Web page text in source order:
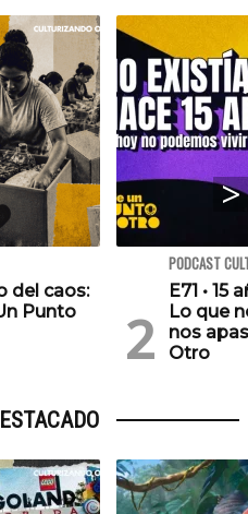
del caos:
Punto
PODCAST
E71 •
Lo que
nos
Otro